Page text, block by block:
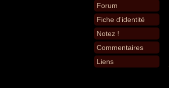
Forum
Fiche d'identité
Notez !
Commentaires
Liens